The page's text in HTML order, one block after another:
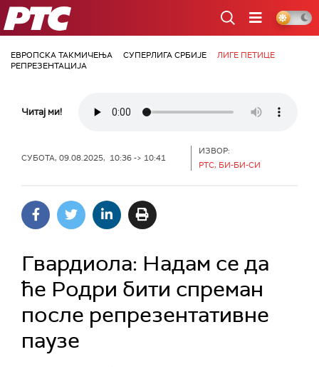
РТС
ЕВРОПСКА ТАКМИЧЕЊА СУПЕРЛИГА СРБИЈЕ
ЛИГЕ ПЕТИЦЕ
РЕПРЕЗЕНТАЦИЈА
Читај ми!
СУБОТА, 09.08.2025, 10:36 -> 10:41
ИЗВОР:
РТС, БИ-БИ-СИ
Гвардиола: Надам се да
ће Родри бити спреман
после репрезентативне
паузе